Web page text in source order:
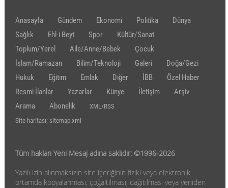
Anasayfa Gündem Ekonomi Politika
Dünya
Sağlık
Ehl-i Beyt Spor
Kültür/Sanat
Toplum/Yerel
Aile/Anne/Bebek
Çocuk
İslam/Ramazan
Bilim/Teknoloji Galeri
Doğa/Gezi
Hukuk
Eğitim Emlak Diğer İBB
Özel Haber
Resmi İlanlar
Yazarlar Künye İletişim
Arşiv
Arama
Abonelik
XML/RSS
Site haritası: sitemap.xml
Tüm hakları Yeni Mesaj adına saklıdır: ©1996-2026
Yazılı izin alınmaksızın site içeriğinin fiziki veya elektronik
ortamda kopyalanması, çoğaltılması, dağıtılması veya yeniden